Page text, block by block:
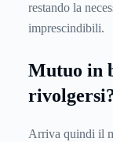
restando la
imprescindibili.
Mutuo in
Arriva quindi il